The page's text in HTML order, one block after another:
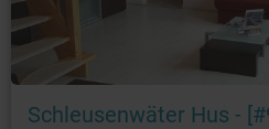
Schleusenwäter Hus -